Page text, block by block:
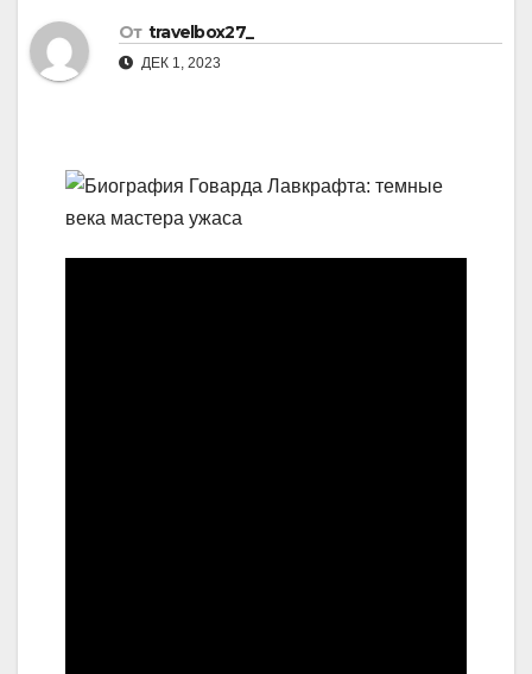
От travelbox27_
ДЕК 1, 2023